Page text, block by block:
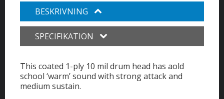
BESKRIVNING
SPECIFIKATION
This coated 1-ply 10 mil drum head has aold
school ‘warm’ sound with strong attack and
medium sustain.